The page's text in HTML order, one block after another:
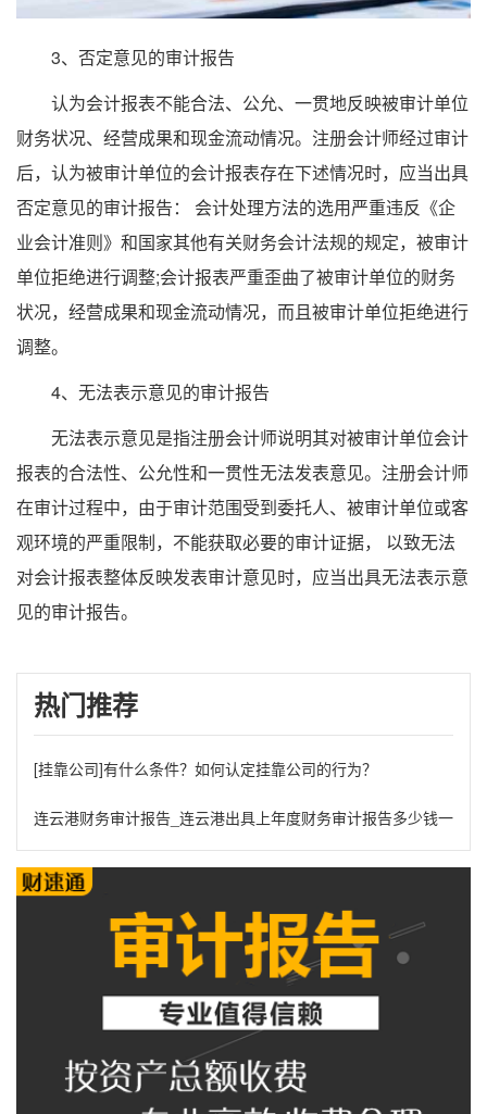
3、否定意见的审计报告
认为会计报表不能合法、公允、一贯地反映被审计单位
财务状况、经营成果和现金流动情况。注册会计师经过审计
后，认为被审计单位的会计报表存在下述情况时，应当出具
否定意见的审计报告： 会计处理方法的选用严重违反《企
业会计准则》和国家其他有关财务会计法规的规定，被审计
单位拒绝进行调整;会计报表严重歪曲了被审计单位的财务
状况，经营成果和现金流动情况，而且被审计单位拒绝进行
调整。
4、无法表示意见的审计报告
无法表示意见是指注册会计师说明其对被审计单位会计
报表的合法性、公允性和一贯性无法发表意见。注册会计师
在审计过程中，由于审计范围受到委托人、被审计单位或客
观环境的严重限制，不能获取必要的审计证据， 以致无法
对会计报表整体反映发表审计意见时，应当出具无法表示意
见的审计报告。
热门推荐
[挂靠公司]有什么条件？如何认定挂靠公司的行为？
连云港财务审计报告_连云港出具上年度财务审计报告多少钱一份?